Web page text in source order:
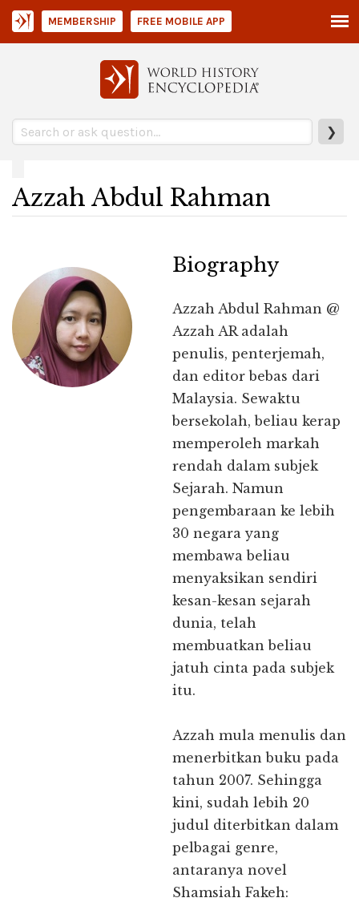
❯
MEMBERSHIP FREE MOBILE APP
Azzah Abdul Rahman
Biography
Azzah Abdul Rahman @
Azzah AR adalah
penulis, penterjemah,
dan editor bebas dari
Malaysia. Sewaktu
bersekolah, beliau kerap
memperoleh markah
rendah dalam subjek
Sejarah. Namun
pengembaraan ke lebih
30 negara yang
membawa beliau
menyaksikan sendiri
kesan-kesan sejarah
dunia, telah
membuatkan beliau
jatuh cinta pada subjek
itu.
Azzah mula menulis dan
menerbitkan buku pada
tahun 2007. Sehingga
kini, sudah lebih 20
judul diterbitkan dalam
pelbagai genre,
antaranya novel
Shamsiah Fakeh: